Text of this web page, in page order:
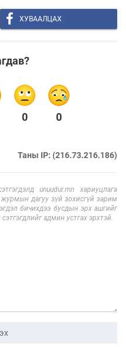
ХУВААЛЦАХ
0 0
Таны IP: (216.73.216.186)
unuudur.mn хариуцлага
дагуу зүй зохисгүй зарим
бичихдээ бусдын эрх ашгийг
админ устгах эрхтэй.